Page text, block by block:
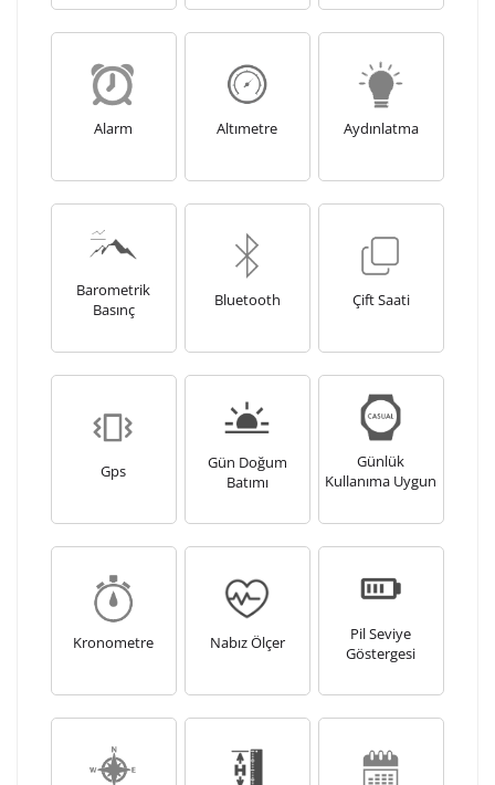
Ön İzleme Kişiselleştir Vazgeç
Kişiselleştirilmiş
iade ve değişim
yapılamaz.
Alarm Altımetre Aydınlatma
Barometrik
Basınç
Bluetooth Çift Saati
Gps
Gün Doğum
Batımı
Günlük
Kullanıma Uygun
Kronometre Nabız Ölçer
Pil Seviye
Göstergesi